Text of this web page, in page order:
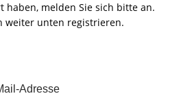
haben, melden Sie sich bitte an.
weiter unten registrieren.
Adresse